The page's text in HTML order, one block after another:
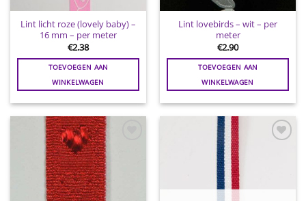
Lint licht roze (lovely baby) –
16 mm – per meter
€2.38
TOEVOEGEN AAN
WINKELWAGEN
Lint lovebirds – wit – per
meter
€2.90
TOEVOEGEN AAN
WINKELWAGEN
Toevoegen
wenslijst